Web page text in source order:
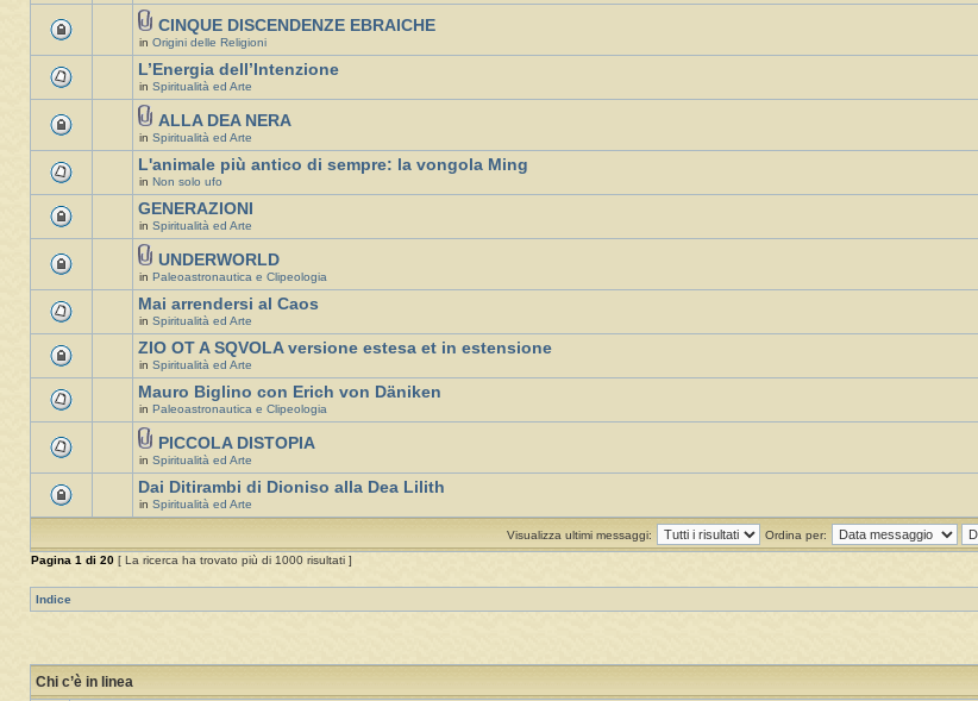
CINQUE DISCENDENZE EBRAICHE
in Origini delle Religioni
L’Energia dell’Intenzione
in Spiritualità ed Arte
ALLA DEA NERA
in Spiritualità ed Arte
L'animale più antico di sempre: la vongola Ming
in Non solo ufo
GENERAZIONI
in Spiritualità ed Arte
UNDERWORLD
in Paleoastronautica e Clipeologia
Mai arrendersi al Caos
in Spiritualità ed Arte
ZIO OT A SQVOLA versione estesa et in estensione
in Spiritualità ed Arte
Mauro Biglino con Erich von Däniken
in Paleoastronautica e Clipeologia
PICCOLA DISTOPIA
in Spiritualità ed Arte
Dai Ditirambi di Dioniso alla Dea Lilith
in Spiritualità ed Arte
Visualizza ultimi messaggi:
Ordina per:
Pagina 1 di 20 [ La ricerca ha trovato più di 1000 risultati ]
Indice
Chi c’è in linea